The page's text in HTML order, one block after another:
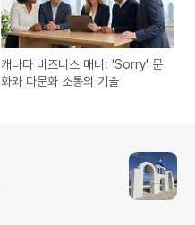
캐나다 비즈니스 매너: 'Sorry' 문
화와 다문화 소통의 기술